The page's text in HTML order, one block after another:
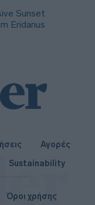
Sunset
Eridanus
Αγορές
Sustainability
Όροι χρήσης